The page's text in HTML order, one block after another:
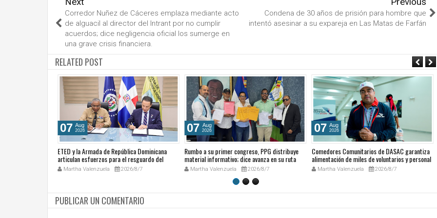
Corredor Nuñez de Cáceres emplaza mediante acto
de alguacil al director del Intrant por no cumplir
acuerdos; dice negligencia oficial los sumerge en
una grave crisis financiera.
Condena de 30 años de prisión para hombre que
intentó asesinar a su expareja en Las Matas de Farfán
RELATED POST
07 Aug
2026
ETED y la Armada de República Dominicana
articulan esfuerzos para el resguardo del
Sistema de Transmisión Eléctrica Nacional y
fortalecimiento de capacidades.
Martha Valenzuela 2026/8/7
07 Aug
2026
Rumbo a su primer congreso, PPG distribuye
material informativo; dice avanza en su ruta
hacia la historia
Martha Valenzuela 2026/8/7
07 Aug
2026
Comedores Comunitarios de DASAC garantiza
alimentación de miles de voluntarios y personal
de los XXV Juegos Centroamericanos y del
Caribe Santo Domingo 2026
Martha Valenzuela 2026/8/7
PUBLICAR UN COMENTARIO